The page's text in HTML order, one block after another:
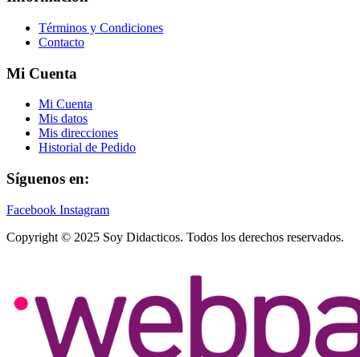
Términos y Condiciones
Contacto
Mi Cuenta
Mi Cuenta
Mis datos
Mis direcciones
Historial de Pedido
Síguenos en:
Facebook Instagram
Copyright © 2025 Soy Didacticos. Todos los derechos reservados.